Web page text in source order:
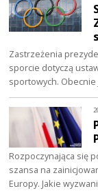
Zastrzeżenia
sporcie dotyczą
sportowych.
Rozpoczynająca się
szansa na
Europy. Jakie